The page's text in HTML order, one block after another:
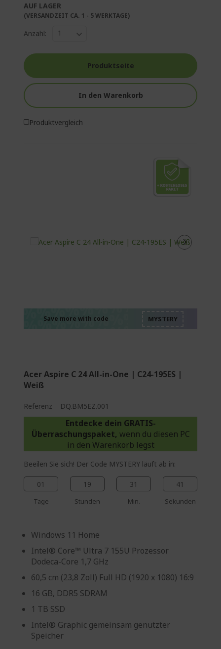
AUF LAGER
(VERSANDZEIT CA. 1 - 5 WERKTAGE)
Anzahl:
Produktseite
In den Warenkorb
Produktvergleich
Save more with code
Acer Aspire C 24 All-in-One | C24-195ES |
Weiß
Referenz DQ.BM5EZ.001
Entdecke dein GRATIS-
Überraschungspaket, wenn du diesen PC
in den Warenkorb legst
Beeilen Sie sich! Der Code MYSTERY läuft ab in:
01
Tage
19
Stunden
31
Min.
40
Sekunden
Windows 11 Home
Intel® Core™ Ultra 7 155U Prozessor
Dodeca-Core 1,7 GHz
60,5 cm (23,8 Zoll) Full HD (1920 x 1080) 16:9
16 GB, DDR5 SDRAM
1 TB SSD
Intel® Graphic gemeinsam genutzter
Speicher